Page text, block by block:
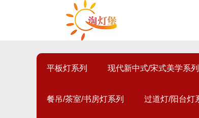
平板灯系列 现代新中式/宋式美学系列
餐吊/茶室/书房灯系列 过道灯/阳台灯